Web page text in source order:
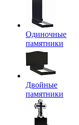
Одиночные
памятники
Двойные
памятники